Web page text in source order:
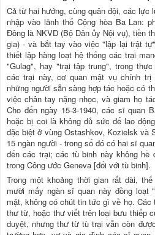
Cả từ hai hướng, cùng quân đội, các lực
nhập vào lãnh thổ Cộng hòa Ba Lan:
Đông là NKVD (Bộ Dân ủy Nội vụ), tiền
gia) - và bắt tay vào việc "lập lại trật
thiết lập hàng loạt hệ thống các trại
"Gulag", hay "trại tập trung", trong
các trại này, cơ quan mật vụ chính
những người sẵn sàng hợp tác hoặc có
việc chân tay nặng nhọc, và giam họ
Cho đến ngày 15-3-1940, các sĩ quan
hoặc bị coi là không đủ sức để lao
đặc biệt ở vùng Ostashkov, Kozielsk và
15 ngàn người - trong số đó có hai sĩ
đến các trại; các tù binh này không hề
trong Công ước Geneva [đối với tù binh].
Trong một khoảng thời gian rất dài,
mười mấy ngàn sĩ quan này đồng loạt
mật, không có chút tin tức gì về họ. Các
thư từ, hoặc thư viết trên loại bưu thiếp
duyệt, nhưng thư từ tù trại vẫn còn